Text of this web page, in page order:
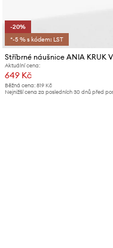
-20%
*-5 % s kódem: LST
Aktuální cena:
649 Kč
Běžná cena: 819 Kč
Nejnižší cena za posledních 30 dnů před